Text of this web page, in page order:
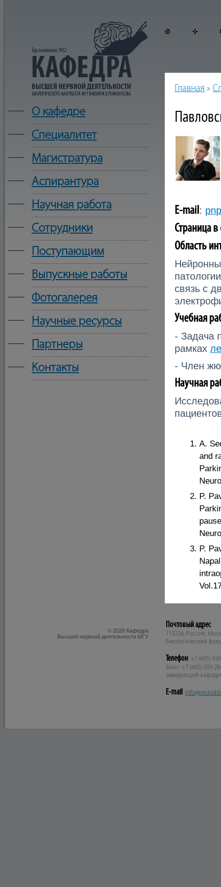
— О кафедре
— Cпециалитет
— Магистратура
— Аспирантура
— Научная работа
— Сотрудники
— Поступающим
— Выпускные работы
— Фотогалерея
— Научные ресурсы
— Партнеры
— Контакты
Главная »
E-mail:
Страница в
Область
связь с
Учебная
- Задача
рамках
- Член
Научная
A.
and
P.
P.
© 2026 Кафедра
Высшей нервной деятельности МГУ
Почтовый адрес:
119234, Россия,
Биологический
Телефон: +7 (495)
Факс: +7 (495) 939-
заведующий
E-mail :